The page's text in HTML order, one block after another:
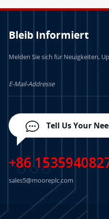
Bleib Informiert
Melden Sie sich für Neuigkeiten,
Tell Us Your
+86
sales5@mooreplc.com